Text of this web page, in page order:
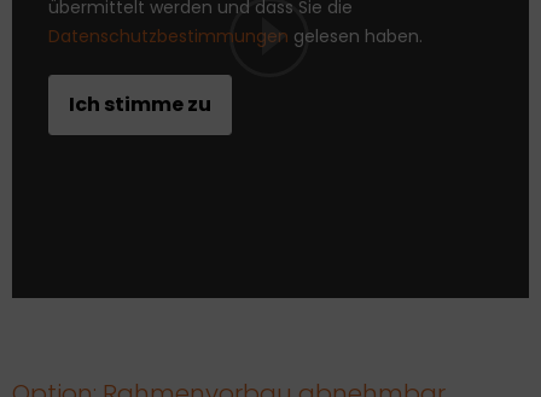
übermittelt werden und dass Sie die
Datenschutzbestimmungen gelesen haben.